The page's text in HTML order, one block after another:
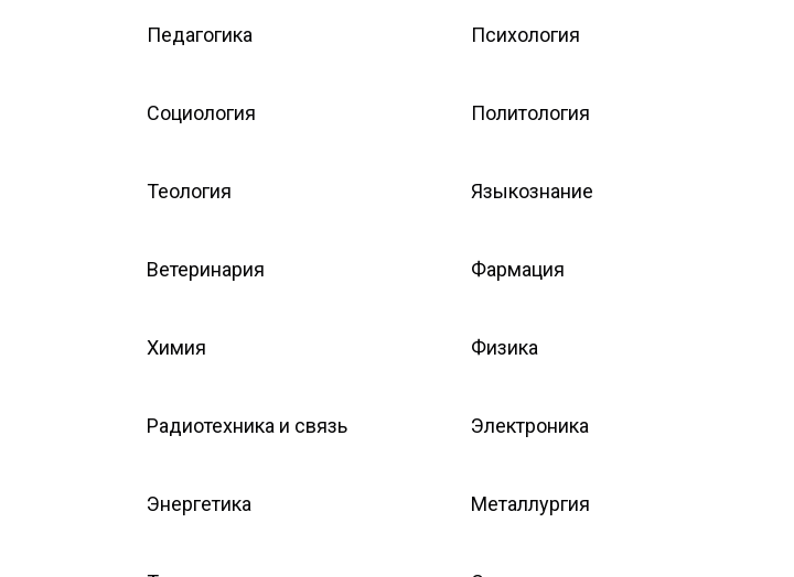
Педагогика Психология
Социология Политология
Теология Языкознание
Ветеринария Фармация
Химия Физика
Радиотехника и связь Электроника
Энергетика Металлургия